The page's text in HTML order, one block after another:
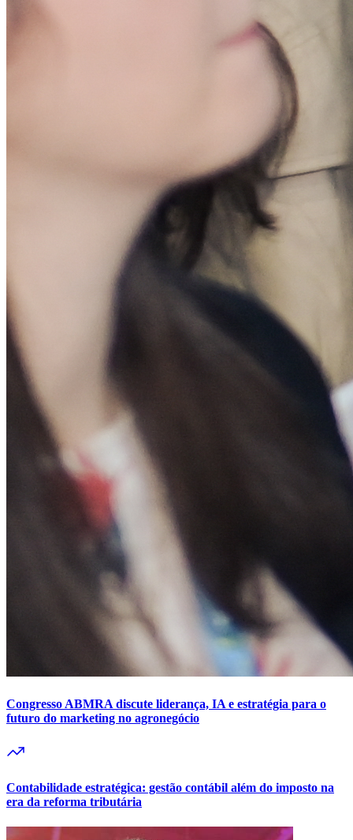
Congresso ABMRA discute liderança, IA e estratégia para o
futuro do marketing no agronegócio
Contabilidade estratégica: gestão contábil além do imposto na
era da reforma tributária